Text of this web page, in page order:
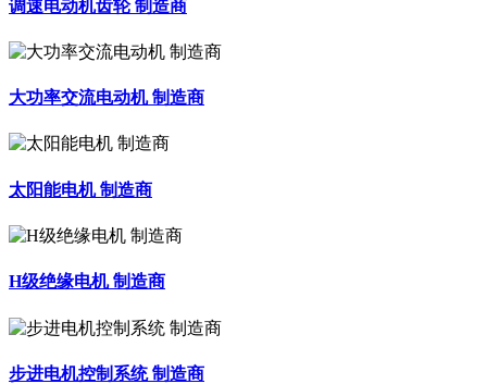
调速电动机齿轮 制造商
大功率交流电动机 制造商
太阳能电机 制造商
H级绝缘电机 制造商
步进电机控制系统 制造商